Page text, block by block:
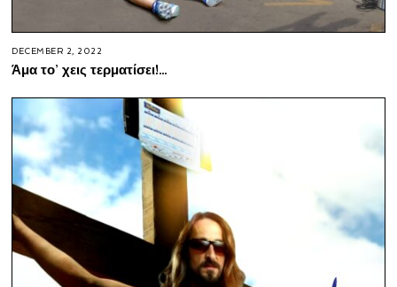
DECEMBER 2, 2022
Άμα το’ χεις τερματίσει!…